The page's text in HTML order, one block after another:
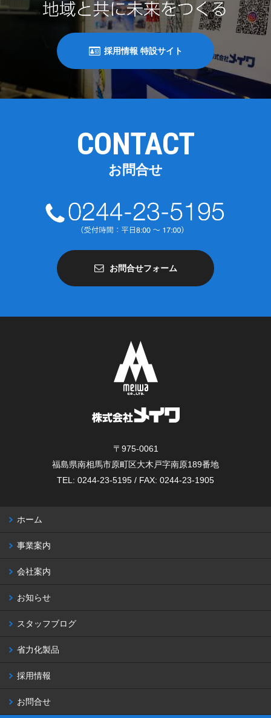
採用情報 特設サイト
CONTACT
お問合せ
お問合せフォーム
〒975-0061
福島県南相馬市原町区大木戸字南原189番地
TEL: 0244-23-5195 / FAX: 0244-23-1905
ホーム
事業案内
会社案内
お知らせ
スタッフブログ
省力化製品
採用情報
お問合せ